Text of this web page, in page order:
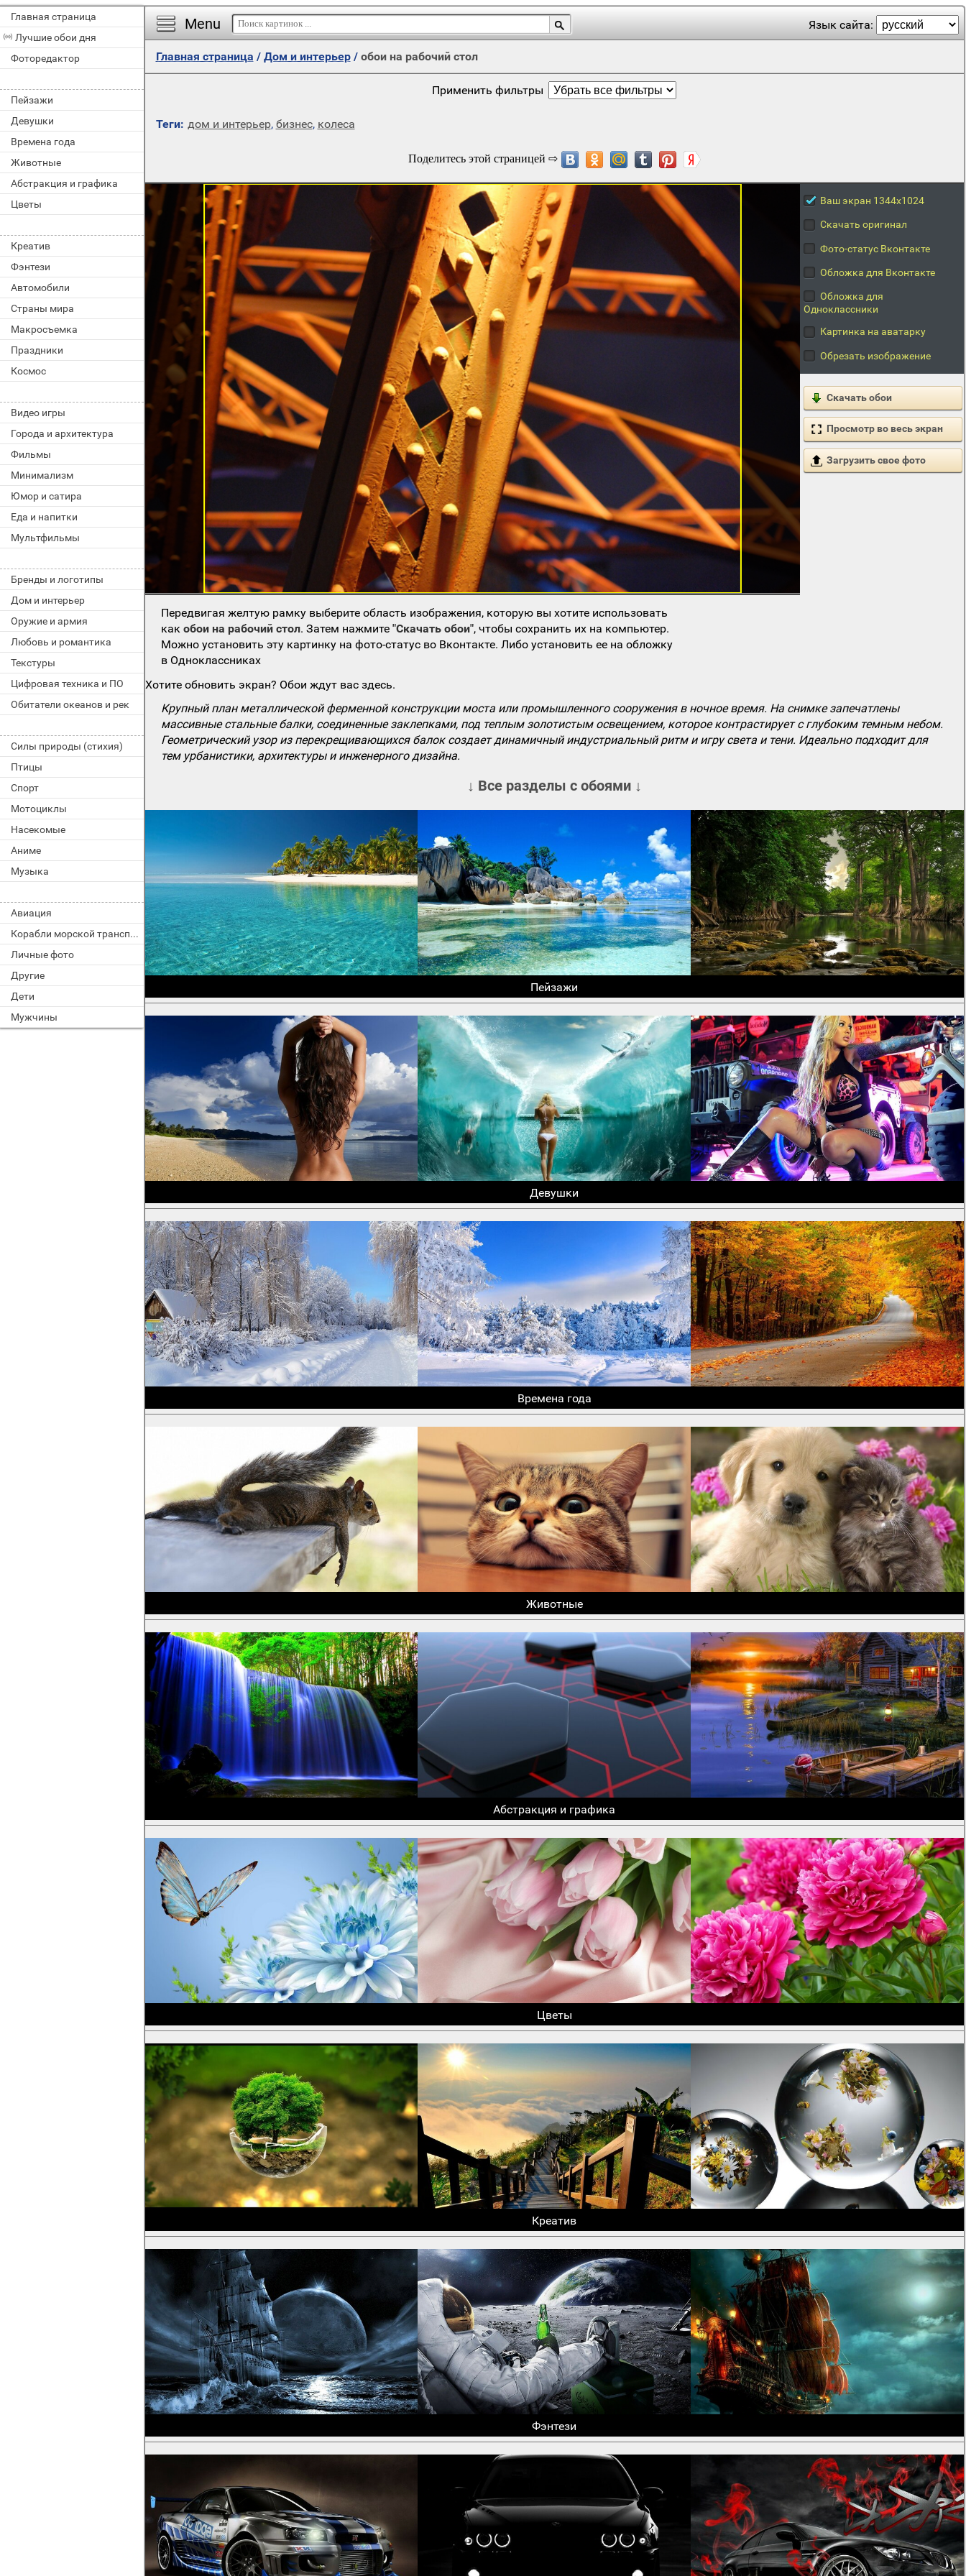
Главная страница
Лучшие обои дня
Фоторедактор
Пейзажи
Девушки
Времена года
Животные
Абстракция и графика
Цветы
Креатив
Фэнтези
Автомобили
Страны мира
Макросъемка
Праздники
Космос
Видео игры
Города и архитектура
Фильмы
Минимализм
Юмор и сатира
Еда и напитки
Мультфильмы
Бренды и логотипы
Дом и интерьер
Оружие и армия
Любовь и романтика
Текстуры
Цифровая техника и ПО
Обитатели океанов и рек
Силы природы (стихия)
Птицы
Спорт
Мотоциклы
Насекомые
Аниме
Музыка
Авиация
Корабли морской транспорт
Личные фото
Другие
Дети
Мужчины
Menu Язык сайта:
Главная страница / Дом и интерьер/ обои на рабочий стол
Применить фильтры
Теги: дом и интерьер, бизнес, колеса
Ваш экран 1344x1024
Скачать оригинал
Фото-статус Вконтакте
Обложка для Вконтакте
Обложка для
Одноклассники
Картинка на аватарку
Обрезать изображение
Скачать обои
Просмотр во весь экран
Загрузить свое фото
Передвигая желтую рамку выберите область изображения, которую вы хотите использовать
какобои на рабочий стол. Затем нажмите"Скачать обои", чтобы сохранить их на компьютер.
Можно установить эту картинку на фото-статус во Вконтакте. Либо установить ее на обложку
в Одноклассниках
Хотите обновить экран? Обои ждут вас здесь.
Крупный план металлической ферменной конструкции моста или промышленного сооружения в ночное время. На снимке запечатлены
массивные стальные балки, соединенные заклепками, под теплым золотистым освещением, которое контрастирует с глубоким темным небом.
Геометрический узор из перекрещивающихся балок создает динамичный индустриальный ритм и игру света и тени. Идеально подходит для
тем урбанистики, архитектуры и инженерного дизайна.
↓ Все разделы с обоями ↓
Пейзажи
Девушки
Времена года
Животные
Абстракция и графика
Цветы
Креатив
Фэнтези